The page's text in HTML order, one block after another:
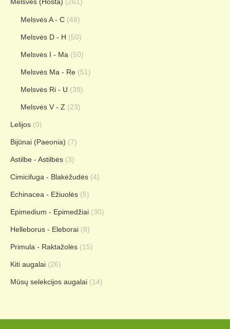
Melsvės A - C (48)
Melsvės D - H (50)
Melsvės I - Ma (50)
Melsvės Ma - Re (51)
Melsvės Ri - U (39)
Melsvės V - Z (23)
Lelijos (0)
Bijūnai (Paeonia) (7)
Astilbe - Astilbės (3)
Cimicifuga - Blakėžudės (4)
Echinacea - Ežiuolės (5)
Epimedium - Epimedžiai (30)
Helleborus - Eleborai (8)
Primula - Raktažolės (15)
Kiti augalai (26)
Mūsų selekcijos augalai (14)